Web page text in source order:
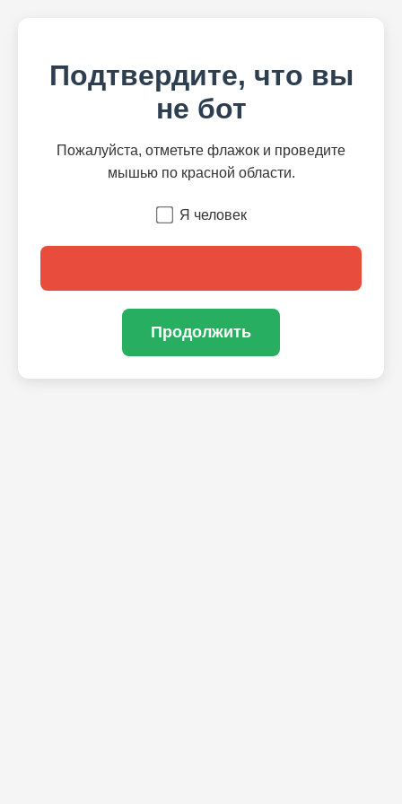
Подтвердите, что вы
не бот
Пожалуйста, отметьте флажок и проведите
мышью по красной области.
Я человек
Продолжить